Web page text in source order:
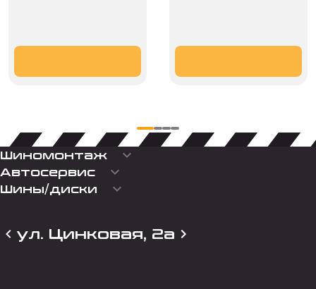
Шиномонтаж keyboard_arrow_down
Автосервис keyboard_arrow_down
Шины/диски keyboard_arrow_down
ул. Цинковая, 2а